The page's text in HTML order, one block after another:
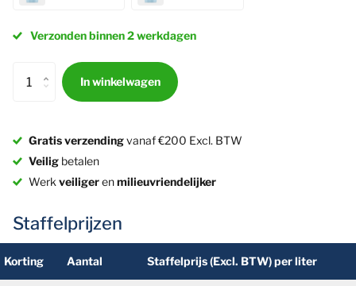
Verzonden binnen 2 werkdagen
In winkelwagen
Gratis verzendingvanaf €200 Excl. BTW
Veilig betalen
Werk veiligerenmilieuvriendelijker
Staffelprijzen
Korting Aantal Staffelprijs (Excl. BTW) per liter